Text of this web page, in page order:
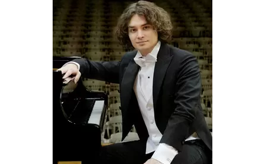
В 2011 году Карлос Пардо Гомес получил первую премию на
Национальном конкурсе Вилла де Фуэнте Аламо, самом престижном и
старейшем конкурсе живописи Мурсии. В течение двадцати пяти лет
художник и скульптор Карлос Пардо Гомес провел двадцать три
индивидуальные экспозиции и двадцать одну групповую выставку в
различных галереях, арт-центрах и музеях.